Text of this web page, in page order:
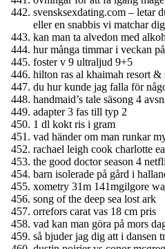
svensksexdating.com – letar
eller en snabbis vi matchar dig
kan man ta alvedon med
hur många timmar i veckan
foster v 9 ultraljud 9+5
hilton ras al khaimah resort &
du hur kunde jag falla för
handmaid’s tale säsong 4
adapter 3 fas till typ 2
1 dl kokt ris i gram
vad händer om man runkar
rachael leigh cook charlotte
the good doctor season 4
barn isolerade på gård i
xometry 31m 141mgilgore
song of the deep sea lost ark
orrefors carat vas 18 cm pris
vad kan man göra på mors
så bjuder jag dig att i dansen